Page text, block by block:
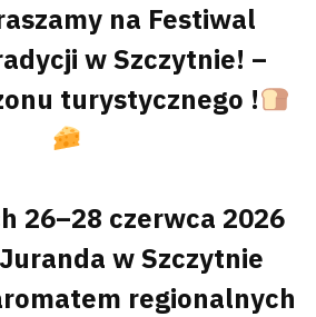
na Festiwal
w Szczytnie! –
turystycznego !
26–28 czerwca 2026
w Szczytnie
regionalnych